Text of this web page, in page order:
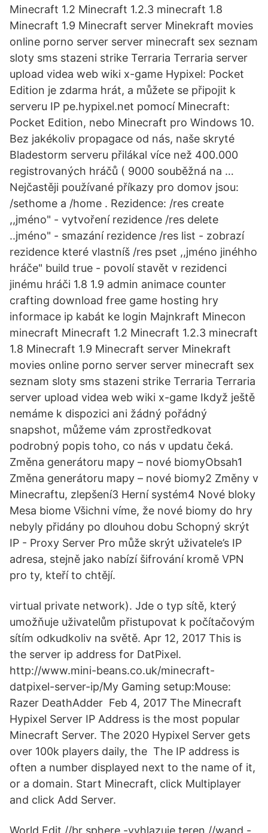
Minecraft 1.2 Minecraft 1.2.3 minecraft 1.8
Minecraft 1.9 Minecraft server Minekraft movies
online porno server server minecraft sex seznam
sloty sms stazeni strike Terraria Terraria server
upload videa web wiki x-game Hypixel: Pocket
Edition je zdarma hrát, a můžete se připojit k
serveru IP pe.hypixel.net pomocí Minecraft:
Pocket Edition, nebo Minecraft pro Windows 10.
Bez jakékoliv propagace od nás, naše skryté
Bladestorm serveru přilákal více než 400.000
registrovaných hráčů ( 9000 souběžná na …
Nejčastěji používané příkazy pro domov jsou:
/sethome a /home . Rezidence: /res create
,,jméno" - vytvoření rezidence /res delete
..jméno" - smazání rezidence /res list - zobrazí
rezidence které vlastníš /res pset ,,jméno jinéhho
hráče" build true - povolí stavět v rezidenci
jinému hráči 1.8 1.9 admin animace counter
crafting download free game hosting hry
informace ip kabát ke login Majnkraft Minecon
minecraft Minecraft 1.2 Minecraft 1.2.3 minecraft
1.8 Minecraft 1.9 Minecraft server Minekraft
movies online porno server server minecraft sex
seznam sloty sms stazeni strike Terraria Terraria
server upload videa web wiki x-game Ikdyž ještě
nemáme k dispozici ani žádný pořádný
snapshot, můžeme vám zprostředkovat
podrobný popis toho, co nás v updatu čeká.
Změna generátoru mapy – nové biomyObsah1
Změna generátoru mapy – nové biomy2 Změny v
Minecraftu, zlepšení3 Herní systém4 Nové bloky
Mesa biome Všichni víme, že nové biomy do hry
nebyly přidány po dlouhou dobu Schopný skrýt
IP - Proxy Server Pro může skrýt uživatele’s IP
adresa, stejně jako nabízí šifrování kromě VPN
pro ty, kteří to chtějí.
virtual private network). Jde o typ sítě, který
umožňuje uživatelům přistupovat k počítačovým
sítím odkudkoliv na světě. Apr 12, 2017 This is
the server ip address for DatPixel.
http://www.mini-beans.co.uk/minecraft-
datpixel-server-ip/My Gaming setup:Mouse:
Razer DeathAdder Feb 4, 2017 The Minecraft
Hypixel Server IP Address is the most popular
Minecraft Server. The 2020 Hypixel Server gets
over 100k players daily, the The IP address is
often a number displayed next to the name of it,
or a domain. Start Minecraft, click Multiplayer
and click Add Server.
World Edit //br sphere -vyhlazuje teren //wand -